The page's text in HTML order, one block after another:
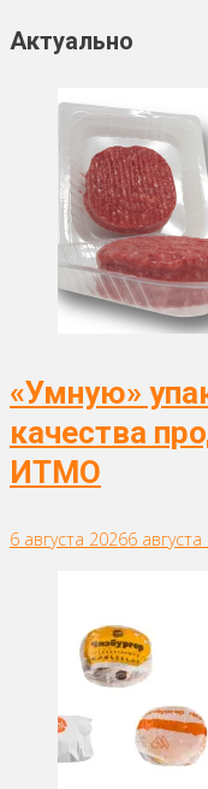
Актуально
«Умную»
качества
ИТМО
6 августа 20266